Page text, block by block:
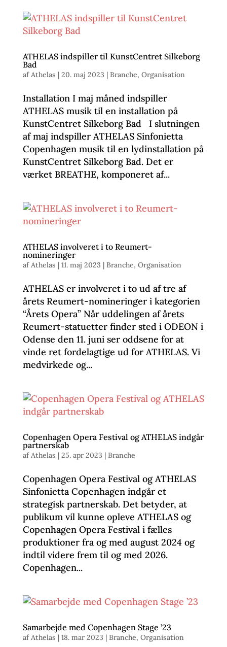
ATHELAS indspiller til KunstCentret Silkeborg
Bad
afAthelas | 20. maj 2023 | Branche, Organisation
Installation I maj måned indspiller
ATHELAS musik til en installation på
KunstCentret Silkeborg Bad I slutningen
af maj indspiller ATHELAS Sinfonietta
Copenhagen musik til en lydinstallation på
KunstCentret Silkeborg Bad. Det er
værket BREATHE, komponeret af...
ATHELAS involveret i to Reumert-
nomineringer
afAthelas | 11. maj 2023 | Branche, Organisation
ATHELAS er involveret i to ud af tre af
årets Reumert-nomineringer i kategorien
“Årets Opera” Når uddelingen af årets
Reumert-statuetter finder sted i ODEON i
Odense den 11. juni ser oddsene for at
vinde ret fordelagtige ud for ATHELAS. Vi
medvirkede og...
Copenhagen Opera Festival og ATHELAS indgår
partnerskab
afAthelas | 25. apr 2023 | Branche
Copenhagen Opera Festival og ATHELAS
Sinfonietta Copenhagen indgår et
strategisk partnerskab. Det betyder, at
publikum vil kunne opleve ATHELAS og
Copenhagen Opera Festival i fælles
produktioner fra og med august 2024 og
indtil videre frem til og med 2026.
Copenhagen...
Samarbejde med Copenhagen Stage ’23
afAthelas | 18. mar 2023 | Branche, Organisation